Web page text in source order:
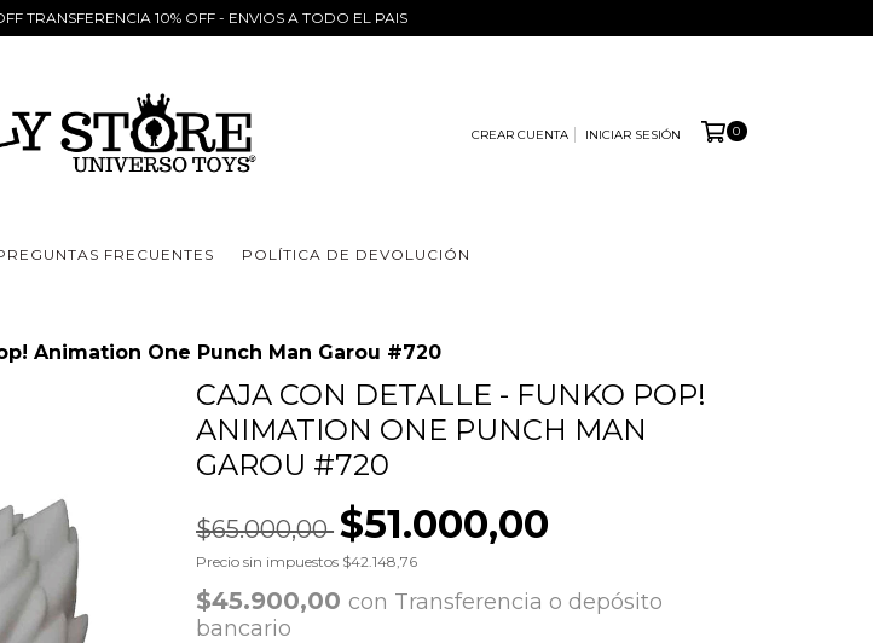
TRANSFERENCIA 10% OFF - ENVIOS A TODO EL PAIS
CREAR CUENTA INICIAR SESIÓN 0
FRECUENTES POLÍTICA DE DEVOLUCIÓN
Animation One Punch Man Garou #720
CAJA CON DETALLE - FUNKO POP!
ANIMATION ONE PUNCH MAN
GAROU #720
$65.000,00 $51.000,00
Precio sin impuestos $42.148,76
$45.900,00 con Transferencia o depósito
bancario